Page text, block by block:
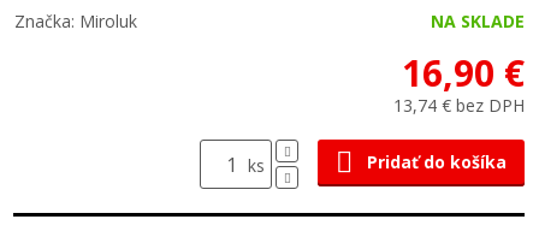
Značka: Miroluk NA SKLADE
16,90 €
13,74 € bez DPH
ks Pridať do košíka